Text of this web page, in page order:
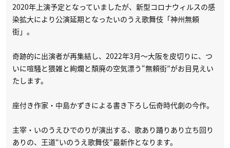
2020年上演予定となっていましたが、新型コロナウィルスの感
染拡大により公演延期となったいのうえ歌舞伎「神州無頼
街」。
奇跡的に出演者が再集結し、2022年3月～大阪を皮切りに、つ
いに喧騒と猥雑と絢爛と頽廃の空気漂う“無頼街”がお目見えい
たします。
座付き作家・中島かずきによる書き下ろし伝奇時代劇の今作。
主宰・いのうえひでのりが演出する、歌あり踊りあり立ち回り
ありの、王道“いのうえ歌舞伎”最新作となります。